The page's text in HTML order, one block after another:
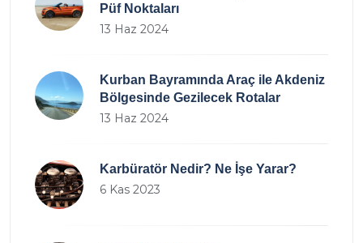
Püf Noktaları
13 Haz 2024
Kurban Bayramında Araç ile Akdeniz
Bölgesinde Gezilecek Rotalar
13 Haz 2024
Karbüratör Nedir? Ne İşe Yarar?
6 Kas 2023